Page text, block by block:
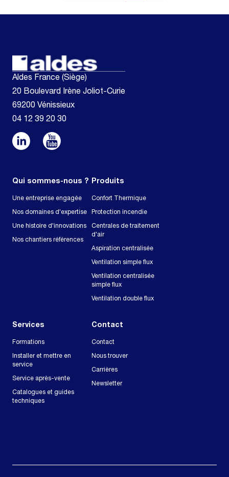
Aldes France (Siège)
20 Boulevard Irène Joliot-Curie
69200 Vénissieux
04 12 39 20 30
Qui sommes-nous ?
Une entreprise engagée
Nos domaines d'expertise
Une histoire d'innovations
Nos chantiers références
Produits
Confort Thermique
Protection incendie
Centrales de traitement
d'air
Aspiration centralisée
Ventilation simple flux
Ventilation centralisée
simple flux
Ventilation double flux
Services
Formations
Installer et mettre en
service
Service après-vente
Catalogues et guides
techniques
Contact
Contact
Nous trouver
Carrières
Newsletter